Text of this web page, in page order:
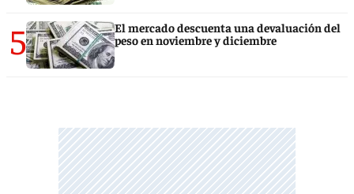
5
El mercado descuenta una devaluación del
peso en noviembre y diciembre